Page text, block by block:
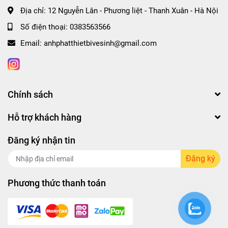
Shwroom :Số 12 Phố Nguyễn Lân - Trường Chình -
Thiết bị phòng tắm ,nhà bếp KEPDYKO :SANG
Địa chỉ: 12 Nguyễn Lân - Phương liệt - Thanh Xuân - Hà Nội
Số điện thoại: 0383563566
Email: anhphatthietbivesinh@gmail.com
Chính sách
Hỗ trợ khách hàng
Đăng ký nhận tin
Đăng ký
Phương thức thanh toán